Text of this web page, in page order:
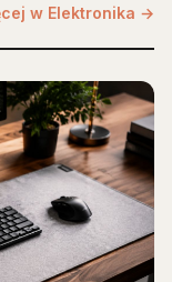
w Elektronika →